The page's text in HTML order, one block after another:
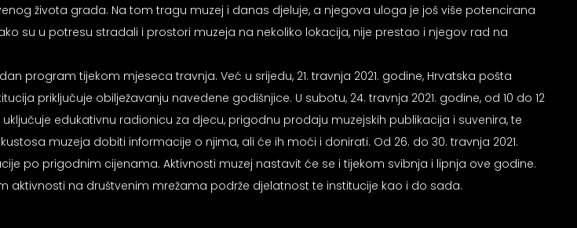
života grada. Na tom tragu muzej i danas djeluje, a njegova uloga je još više potencirana
su u potresu stradali i prostori muzeja na nekoliko lokacija, nije prestao i njegov rad na
program tijekom mjeseca travnja. Već u srijedu, 21. travnja 2021. godine, Hrvatska pošta
priključuje obilježavanju navedene godišnjice. U subotu, 24. travnja 2021. godine, od 10 do 12
edukativnu radionicu za djecu, prigodnu prodaju muzejskih publikacija i suvenira, te
muzeja dobiti informacije o njima, ali će ih moći i donirati. Od 26. do 30. travnja 2021.
po prigodnim cijenama. Aktivnosti muzej nastavit će se i tijekom svibnja i lipnja ove godine.
na društvenim mrežama podrže djelatnost te institucije kao i do sada.